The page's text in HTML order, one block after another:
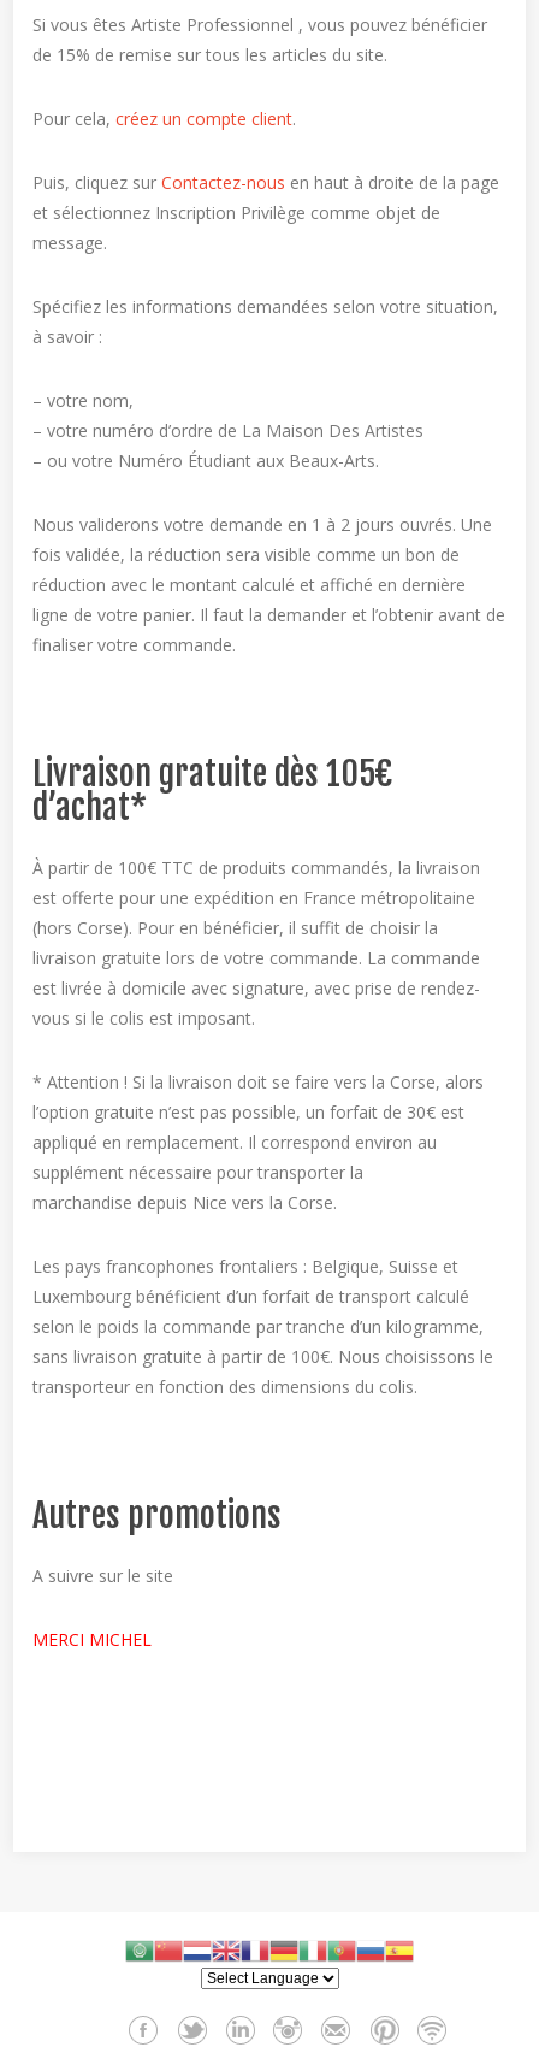
Si vous êtes Artiste Professionnel , vous pouvez bénéficier
de 15% de remise sur tous les articles du site.
Pour cela,créez un compte client.
Puis, cliquez surContactez-nous en haut à droite de la page
et sélectionnez Inscription Privilège comme objet de
message.
Spécifiez les informations demandées selon votre situation,
à savoir :
– votre nom,
– votre numéro d’ordre de La Maison Des Artistes
– ou votre Numéro Étudiant aux Beaux-Arts.
Nous validerons votre demande en 1 à 2 jours ouvrés. Une
fois validée, la réduction sera visible comme un bon de
réduction avec le montant calculé et affiché en dernière
ligne de votre panier. Il faut la demander et l’obtenir avant de
finaliser votre commande.
Livraison gratuite dès 105€
d’achat*
À partir de 100€ TTC de produits commandés, la livraison
est offerte pour une expédition en France métropolitaine
(hors Corse). Pour en bénéficier, il suffit de choisir la
livraison gratuite lors de votre commande. La commande
est livrée à domicile avec signature, avec prise de rendez-
vous si le colis est imposant.
* Attention ! Si la livraison doit se faire vers la Corse, alors
l’option gratuite n’est pas possible, un forfait de 30€ est
appliqué en remplacement. Il correspond environ au
supplément nécessaire pour transporter la
marchandise depuis Nice vers la Corse.
Les pays francophones frontaliers : Belgique, Suisse et
Luxembourg bénéficient d’un forfait de transport calculé
selon le poids la commande par tranche d’un kilogramme,
sans livraison gratuite à partir de 100€. Nous choisissons le
transporteur en fonction des dimensions du colis.
Autres promotions
A suivre sur le site
MERCI MICHEL